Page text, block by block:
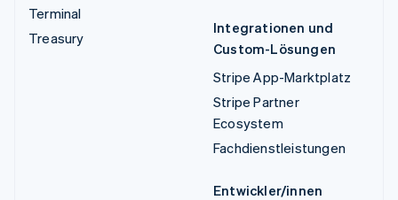
Terminal
Treasury
Integrationen und
Custom-Lösungen
Stripe App-Marktplatz
Stripe Partner
Ecosystem
Fachdienstleistungen
Entwickler/innen